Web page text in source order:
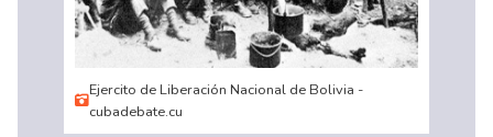
Ejercito de Liberación Nacional de Bolivia -
cubadebate.cu